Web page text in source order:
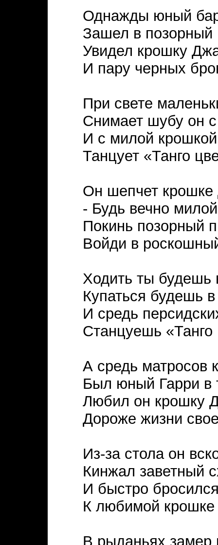
Однажды юный
Зашел в позорный
Увидел крошку
И пару черных
При свете
Снимает шубу он
И с милой
Танцует «Танго
Он шепчет
- Будь вечно
Покинь позорный
Войди в
Ходить ты будешь
Купаться будешь
И средь
Станцуешь «Танго
А средь матросов
Был юный Гарри в
Любил он крошку
Дороже жизни
Из-за стола он
Кинжал заветный
И быстро
К любимой крошке
В рыданьях замер